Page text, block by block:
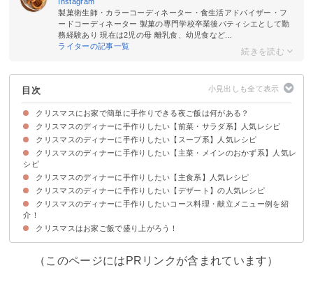
製菓衛生師・カラーコーディネーター・食生活アドバイザー・フ
ードコーディネーター 製菓の専門学校卒業後パティシエとして勤
務経験あり 現在は2児の母 離乳食、幼児食など...
ライターの記事一覧
目次
クリスマスにお家で簡単に手作りできる夜ご飯は何がある？
クリスマスのディナーに手作りしたい【前菜・サラダ系】人気レシピ
①おしゃれなリースサラダ
②ツリー風に盛り付けしたサラダ
③クリスマスカラーのカプレーゼ
④簡単に作れるトマトのマリネ
クリスマスのディナーに手作りしたい【スープ系】人気レシピ
①ビーフシチュー
②ミネストローネ
③ポトフ
④クリームシチュー
⑤かぶのポタージュ
クリスマスのディナーに手作りしたい【主菜・メインのおかず系】人気レ
シピ
①ミートローフ
②ローストチキン
③ローストポーク
④簡単なパンキッシュ
⑤鶏肉のトマト煮
⑥トースターで作るローストビーフ
⑦クリスマスらしく盛り付けしたグラタン
クリスマスのディナーに手作りしたい【主食系】人気レシピ
①ラザニア
②パエリア
③ミラノ風ドリア
④ハーブリゾット
⑤フライパンでマルゲリータピザ
⑥おしゃれなジェノベーゼパスタ
クリスマスのディナーに手作りしたい【デザート】の人気レシピ
①リースパイ
②子供に人気のパンケーキツリー
③ブッシュドノエル
④スコップケーキ
⑤おしゃれなヨーグルトムース
クリスマスのディナーに手作りしたいコース料理・献立メニュー例を紹
介！
献立メニュー例①〜初心者でも簡単に作れるクリスマスディナーが作りたい
献立メニュー例②〜大人数でパーティーを楽しみたい時におすすめ〜
献立メニュー例③〜クリスマスに和食が食べたい人におすすめ〜
クリスマスはお家ご飯で盛り上がろう！
（このページにはPRリンクが含まれています）